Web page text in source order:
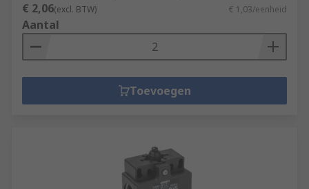
€ 2,06(excl. BTW) € 1,03/eenheid
Aantal
Toevoegen